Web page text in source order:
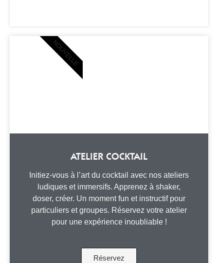
ATELIER COCKTAIL
Initiez-vous à l’art du cocktail avec nos ateliers
ludiques et immersifs. Apprenez à shaker,
doser, créer. Un moment fun et instructif pour
particuliers et groupes. Réservez votre atelier
pour une expérience inoubliable !
Réservez
NOUVELLE